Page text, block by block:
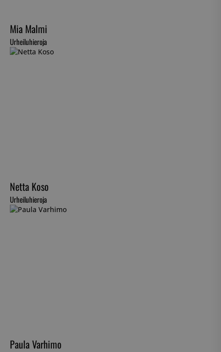
Mia Malmi
Urheiluhieroja
Netta Koso
Urheiluhieroja
Paula Varhimo